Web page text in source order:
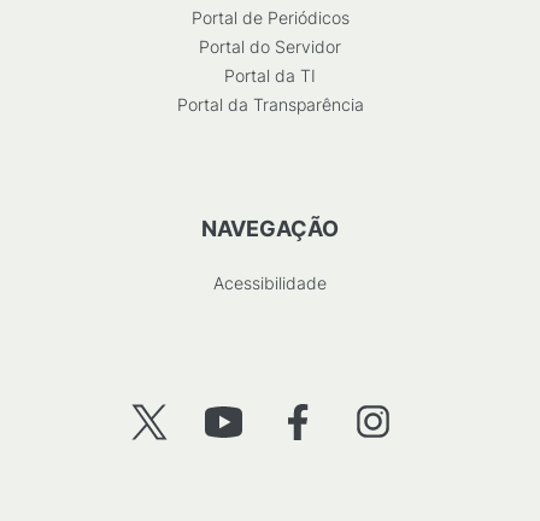
Portal de Periódicos
Portal do Servidor
Portal da TI
Portal da Transparência
NAVEGAÇÃO
Acessibilidade